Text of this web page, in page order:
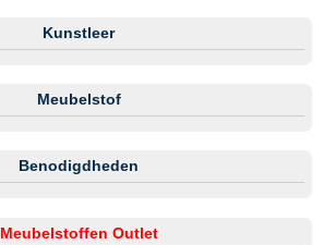
Kunstleer
Meubelstof
Benodigdheden
Meubelstoffen Outlet